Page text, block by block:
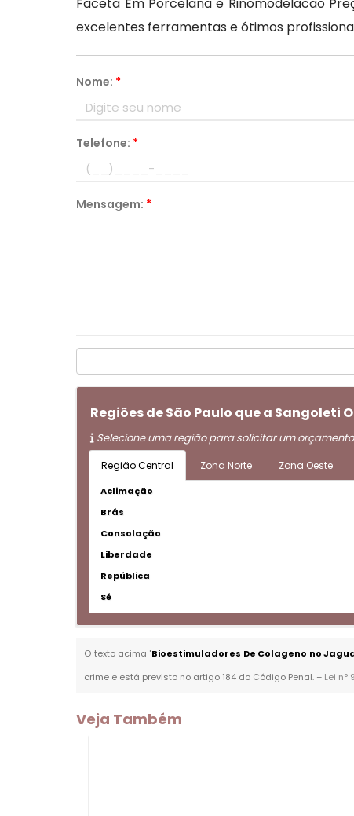
excelentes ferramentas e ótimos
Nome: *
Telefone: *
Mensagem: *
Regiões de São Paulo que a
Selecione uma região para solicitar um orçamento
Região Central Zona Norte Zona Oeste
Aclimação
Brás
Consolação
Liberdade
República
Sé
O texto acima "Bioestimuladores De Colageno no
crime e está previsto no artigo 184 do Código Penal. – Lei
Veja Também